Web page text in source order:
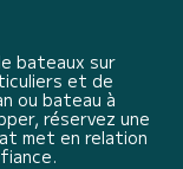
bateaux sur
et de
ou bateau à
réservez une
met en relation